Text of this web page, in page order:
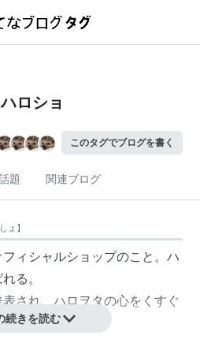
ハロショ
このタグでブログを書く
題 関連ブログ
ょ 】
ィシャルショップのこと。ハ
る。
され、ハロヲタの心をくすぐ
続きを読む